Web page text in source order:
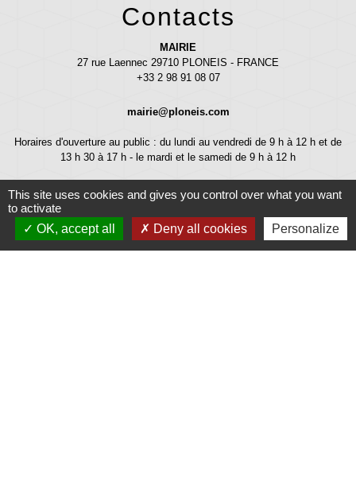
Contacts
MAIRIE
27 rue Laennec 29710 PLONEIS - FRANCE
+33 2 98 91 08 07
mairie@ploneis.com
Horaires d'ouverture au public : du lundi au vendredi de 9 h à 12 h et de
13 h 30 à 17 h - le mardi et le samedi de 9 h à 12 h
This site uses cookies and gives you control over what you want
to activate
OK, accept all
Deny all cookies Personalize